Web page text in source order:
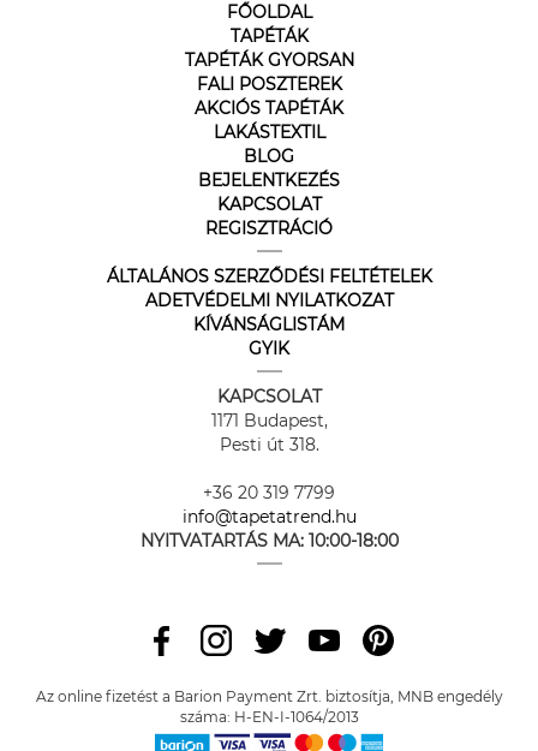
FŐOLDAL
TAPÉTÁK
TAPÉTÁK GYORSAN
FALI POSZTEREK
AKCIÓS TAPÉTÁK
LAKÁSTEXTIL
BLOG
BEJELENTKEZÉS
KAPCSOLAT
REGISZTRÁCIÓ
ÁLTALÁNOS SZERZŐDÉSI FELTÉTELEK
ADETVÉDELMI NYILATKOZAT
KÍVÁNSÁGLISTÁM
GYIK
KAPCSOLAT
1171 Budapest,
Pesti út 318.
+36 20 319 7799
info@tapetatrend.hu
NYITVATARTÁS MA: 10:00-18:00
Az online fizetést a Barion Payment Zrt. biztosítja, MNB engedély
száma: H-EN-I-1064/2013